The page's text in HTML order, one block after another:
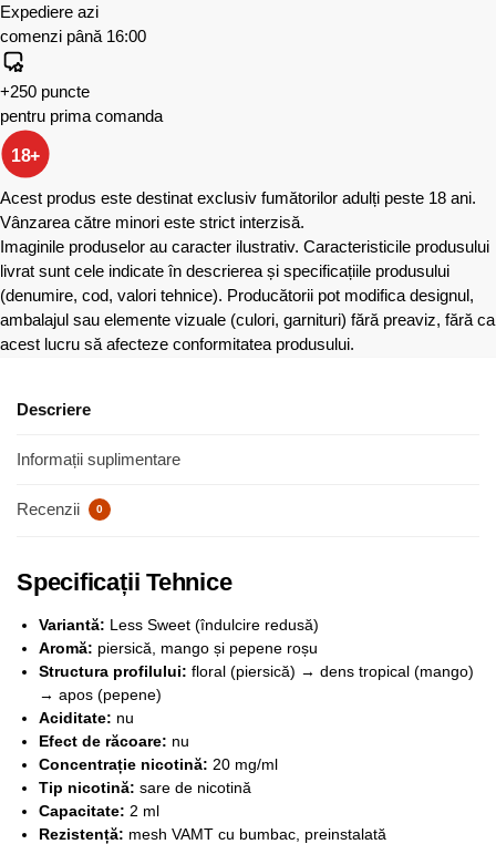
Expediere azi
comenzi până 16:00
+250 puncte
pentru prima comanda
18+
Acest produs este destinat exclusiv fumătorilor adulți peste 18 ani.
Vânzarea către minori este strict interzisă.
Imaginile produselor au caracter ilustrativ. Caracteristicile produsului
livrat sunt cele indicate în descrierea și specificațiile produsului
(denumire, cod, valori tehnice). Producătorii pot modifica designul,
ambalajul sau elemente vizuale (culori, garnituri) fără preaviz, fără ca
acest lucru să afecteze conformitatea produsului.
Descriere
Informații suplimentare
Recenzii 0
Specificații Tehnice
Variantă: Less Sweet (îndulcire redusă)
Aromă: piersică, mango și pepene roșu
Structura profilului: floral (piersică) → dens tropical (mango)
→ apos (pepene)
Aciditate: nu
Efect de răcoare: nu
Concentrație nicotină: 20 mg/ml
Tip nicotină: sare de nicotină
Capacitate: 2 ml
Rezistență: mesh VAMT cu bumbac, preinstalată